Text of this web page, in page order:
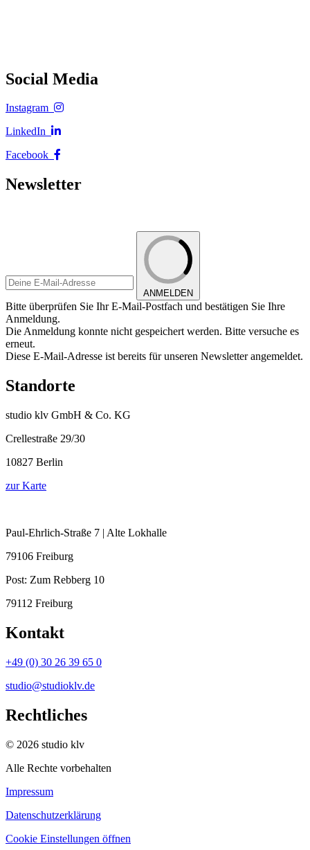
Social Media
Instagram
LinkedIn
Facebook
Newsletter
ANMELDEN
Bitte überprüfen Sie Ihr E-Mail-Postfach und bestätigen Sie Ihre
Anmeldung.
Die Anmeldung konnte nicht gespeichert werden. Bitte versuche es
erneut.
Diese E-Mail-Adresse ist bereits für unseren Newsletter angemeldet.
Standorte
studio klv GmbH & Co. KG
Crellestraße 29/30
10827 Berlin
zur Karte
Paul-Ehrlich-Straße 7 | Alte Lokhalle
79106 Freiburg
Post: Zum Rebberg 10
79112 Freiburg
Kontakt
+49 (0) 30 26 39 65 0
studio@studioklv.de
Rechtliches
© 2026 studio klv
Alle Rechte vorbehalten
Impressum
Datenschutzerklärung
Cookie Einstellungen öffnen